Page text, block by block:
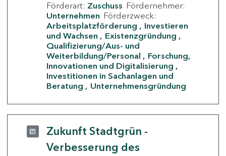
Förderart: Zuschuss Fördernehmer:
Unternehmen Förderzweck:
Arbeitsplatzförderung
Investieren
und Wachsen
Existenzgründung
Qualifizierung/Aus- und
Weiterbildung/Personal
Forschung,
Innovationen und Digitalisierung
Investitionen in Sachanlagen und
Beratung
Unternehmensgründung
Zukunft Stadtgrün -
Verbesserung des